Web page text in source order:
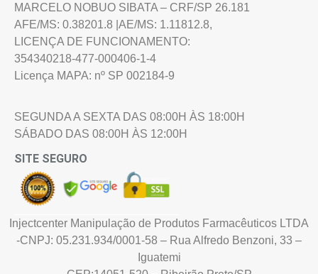
MARCELO NOBUO SIBATA – CRF/SP 26.181
AFE/MS: 0.38201.8 |AE/MS: 1.11812.8,
LICENÇA DE FUNCIONAMENTO:
354340218-477-000406-1-4
Licença MAPA: nº SP 002184-9
SEGUNDA A SEXTA DAS 08:00H ÀS 18:00H
SÁBADO DAS 08:00H ÀS 12:00H
SITE SEGURO
Injectcenter Manipulação de Produtos Farmacêuticos LTDA
-CNPJ: 05.231.934/0001-58 – Rua Alfredo Benzoni, 33 –
Iguatemi